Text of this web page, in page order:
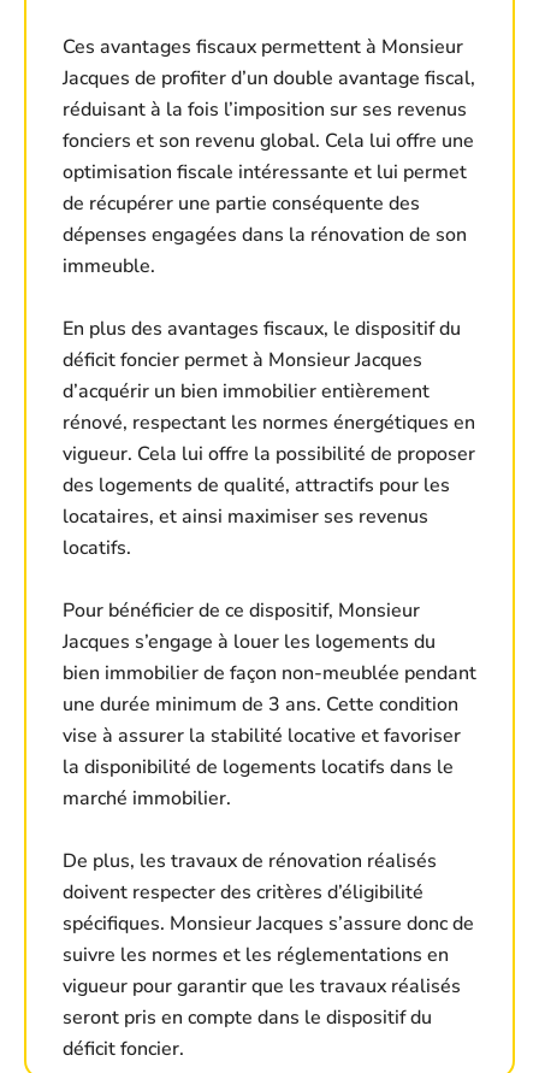
Ces avantages fiscaux permettent à Monsieur
Jacques de profiter d’un double avantage fiscal,
réduisant à la fois l’imposition sur ses revenus
fonciers et son revenu global. Cela lui offre une
optimisation fiscale intéressante et lui permet
de récupérer une partie conséquente des
dépenses engagées dans la rénovation de son
immeuble.
En plus des avantages fiscaux, le dispositif du
déficit foncier permet à Monsieur Jacques
d’acquérir un bien immobilier entièrement
rénové, respectant les normes énergétiques en
vigueur. Cela lui offre la possibilité de proposer
des logements de qualité, attractifs pour les
locataires, et ainsi maximiser ses revenus
locatifs.
Pour bénéficier de ce dispositif, Monsieur
Jacques s’engage à louer les logements du
bien immobilier de façon non-meublée pendant
une durée minimum de 3 ans. Cette condition
vise à assurer la stabilité locative et favoriser
la disponibilité de logements locatifs dans le
marché immobilier.
De plus, les travaux de rénovation réalisés
doivent respecter des critères d’éligibilité
spécifiques. Monsieur Jacques s’assure donc de
suivre les normes et les réglementations en
vigueur pour garantir que les travaux réalisés
seront pris en compte dans le dispositif du
déficit foncier.